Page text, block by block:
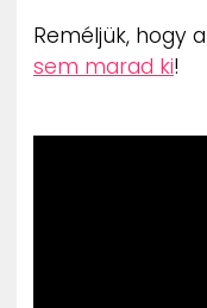
Reméljük, hogy
sem marad ki!